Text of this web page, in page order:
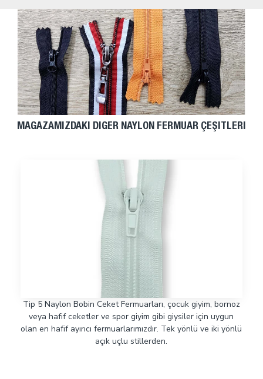
MAĞAZAMIZDAKI DIĞER NAYLON FERMUAR ÇEŞITLERI
Tip 5 Naylon Bobin Ceket Fermuarları, çocuk giyim, bornoz
veya hafif ceketler ve spor giyim gibi giysiler için uygun
olan en hafif ayırıcı fermuarlarımızdır. Tek yönlü ve iki yönlü
açık uçlu stillerden.